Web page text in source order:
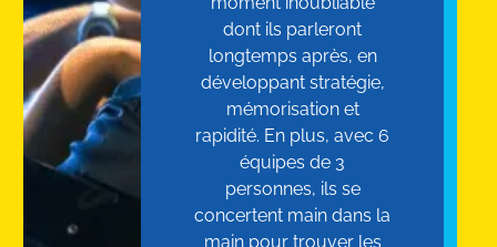
dont ils parleront
longtemps après, en
développant stratégie,
mémorisation et
rapidité. En plus, avec 6
équipes de 3
personnes, ils se
concertent main dans la
main pour trouver les